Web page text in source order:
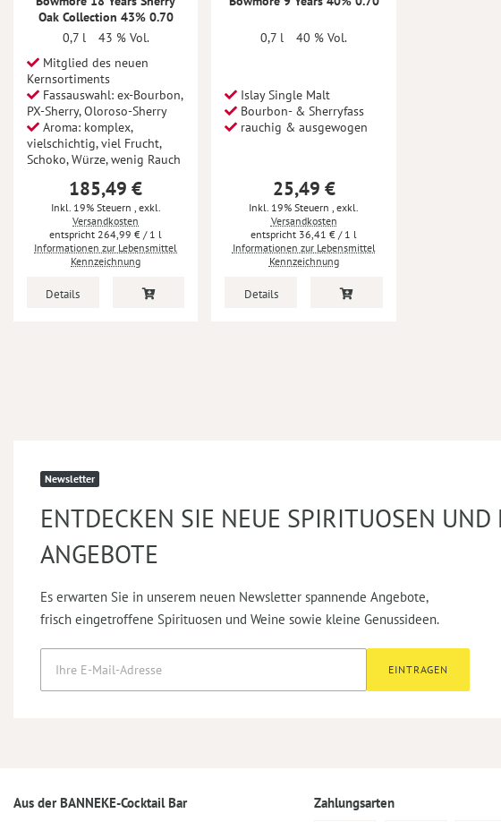
Oak Collection 43% 0.70
0,7 l
43 % Vol.
Mitglied des neuen
Kernsortiments
Fassauswahl: ex-Bourbon,
PX-Sherry, Oloroso-Sherry
Aroma: komplex,
vielschichtig, viel Frucht,
Schoko, Würze, wenig Rauch
185,49 €
Inkl. 19% Steuern exkl.
Versandkosten
264,99 € / 1 l
Informationen zur Lebensmittel
Kennzeichnung
Details
0,7 l 40 % Vol.
Islay Single Malt
Bourbon- & Sherryfass
rauchig & ausgewogen
25,49 €
Inkl. 19% Steuern
exkl.
Versandkosten
36,41 € / 1 l
Informationen zur Lebensmittel
Kennzeichnung
Details
Newsletter
ENTDECKEN SIE NEUE SPIRITUOSEN UND
ANGEBOTE
Es erwarten Sie in unserem neuen Newsletter spannende Angebote,
frisch eingetroffene Spirituosen und Weine sowie kleine Genussideen.
EINTRAGEN
Aus der BANNEKE-Cocktail Bar Zahlungsarten